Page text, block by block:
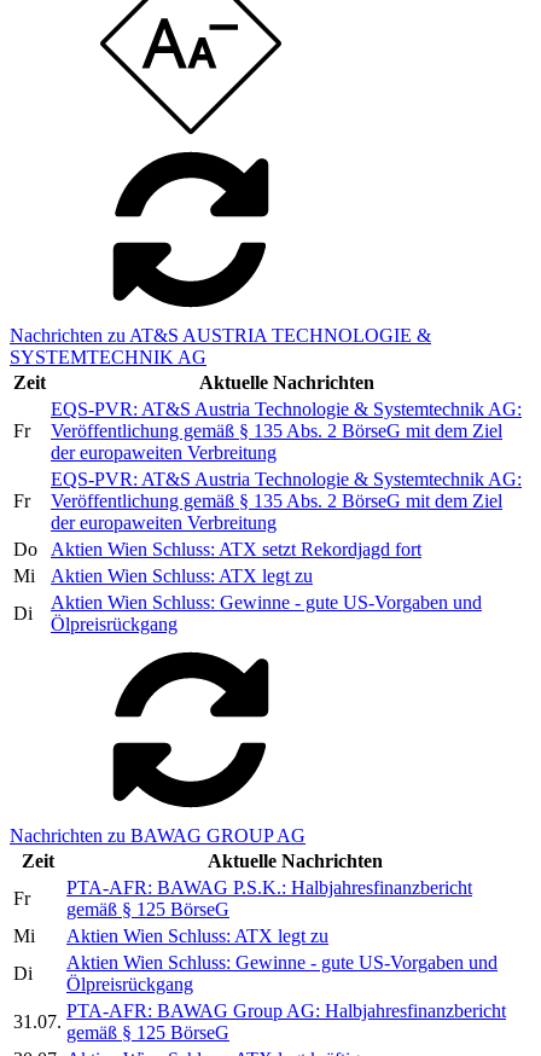
Nachrichten zu AT&S AUSTRIA TECHNOLOGIE &
SYSTEMTECHNIK AG
Zeit
Aktuelle Nachrichten
Fr
EQS-PVR: AT&S Austria Technologie & Systemtechnik AG:
Veröffentlichung gemäß § 135 Abs. 2 BörseG mit dem Ziel
der europaweiten Verbreitung
Fr
EQS-PVR: AT&S Austria Technologie & Systemtechnik AG:
Veröffentlichung gemäß § 135 Abs. 2 BörseG mit dem Ziel
der europaweiten Verbreitung
Do
Aktien Wien Schluss: ATX setzt Rekordjagd fort
Mi
Aktien Wien Schluss: ATX legt zu
Di
Aktien Wien Schluss: Gewinne - gute US-Vorgaben und
Ölpreisrückgang
Nachrichten zu BAWAG GROUP AG
Zeit
Aktuelle Nachrichten
Fr
PTA-AFR: BAWAG P.S.K.: Halbjahresfinanzbericht
gemäß § 125 BörseG
Mi
Aktien Wien Schluss: ATX legt zu
Di
Aktien Wien Schluss: Gewinne - gute US-Vorgaben und
Ölpreisrückgang
31.07.
PTA-AFR: BAWAG Group AG: Halbjahresfinanzbericht
gemäß § 125 BörseG